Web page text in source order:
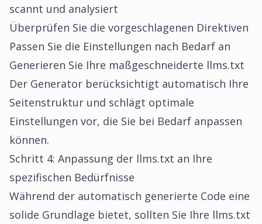
scannt und analysiert
Überprüfen Sie die vorgeschlagenen Direktiven
Passen Sie die Einstellungen nach Bedarf an
Generieren Sie Ihre maßgeschneiderte llms.txt
Der Generator berücksichtigt automatisch Ihre
Seitenstruktur und schlägt optimale
Einstellungen vor, die Sie bei Bedarf anpassen
können.
Schritt 4: Anpassung der llms.txt an Ihre
spezifischen Bedürfnisse
Während der automatisch generierte Code eine
solide Grundlage bietet, sollten Sie Ihre llms.txt